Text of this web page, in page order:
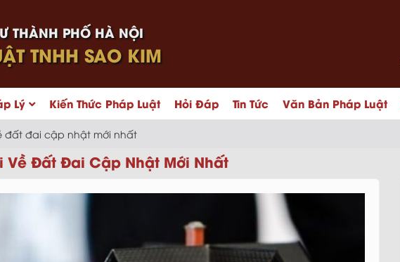
THÀNH PHỐ HÀ NỘI
TNHH SAO KIM
Lý Kiến Thức Pháp Luật Hỏi Đáp Tin Tức Văn Bản Pháp Luật
đất đai cập nhật mới nhất
Về Đất Đai Cập Nhật Mới Nhất